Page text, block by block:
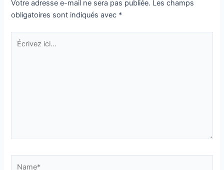
Cliquez alors sur le lien à
l’intérieur pour confirmer
votre inscription. C’est le seul
Votre adresse e-mail ne sera pas publiée. Les champs
obligatoires sont indiqués avec *
Écrivez
ici…